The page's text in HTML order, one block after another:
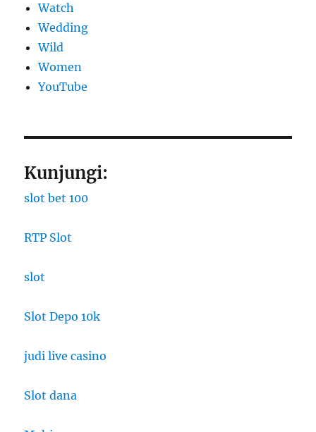
Watch
Wedding
Wild
Women
YouTube
Kunjungi:
slot bet 100
RTP Slot
slot
Slot Depo 10k
judi live casino
Slot dana